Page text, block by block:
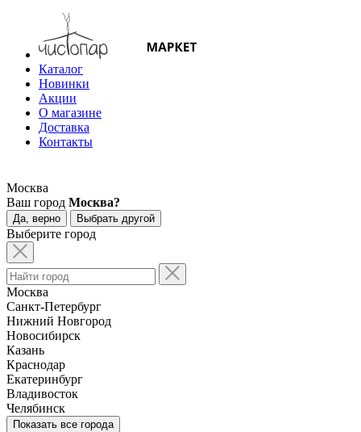
Каталог
Новинки
Акции
О магазине
Доставка
Контакты
Москва
Ваш город Москва?
Да, верно Выбрать другой
Выберите город
Москва
Санкт-Петербург
Нижний Новгород
Новосибирск
Казань
Краснодар
Екатеринбург
Владивосток
Челябинск
Показать все города